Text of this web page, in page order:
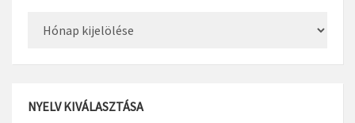
NYELV KIVÁLASZTÁSA